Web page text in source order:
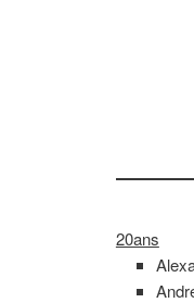
20ans